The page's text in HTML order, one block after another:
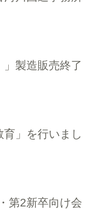
」製造販売終了
育」を行いまし
第2新卒向け会